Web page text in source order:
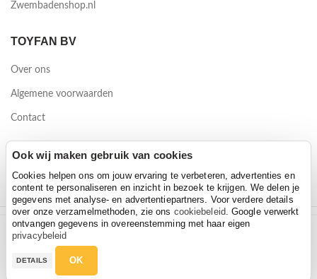
Puky Kinbeschermer zwart
€8,95
Puky Kinbeschermer zwart
€8,95
Zwembadenshop.nl
TOYFAN BV
Over ons
Algemene voorwaarden
Contact
Ook wij maken gebruik van cookies
Cookies helpen ons om jouw ervaring te verbeteren, advertenties en
content te personaliseren en inzicht in bezoek te krijgen. We delen je
gegevens met analyse- en advertentiepartners. Voor verdere details
over onze verzamelmethoden, zie ons cookiebeleid. Google verwerkt
ontvangen gegevens in overeenstemming met haar eigen
privacybeleid
DETAILS OK